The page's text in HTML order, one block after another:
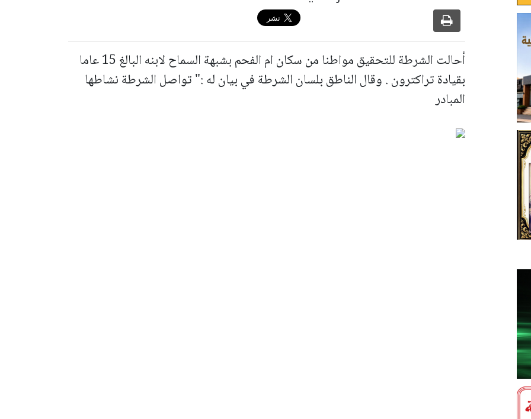
أحالت الشرطة للتحقيق مواطنا من سكان ام الفحم بشبهة السماح لابنه البالغ 15 عاما
بقيادة تراكترون . وقال الناطق بلسان الشرطة في بيان له :" تواصل الشرطة نشاطها
المبادر